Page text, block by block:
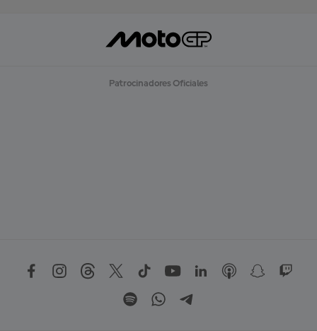
Patrocinadores Oficiales